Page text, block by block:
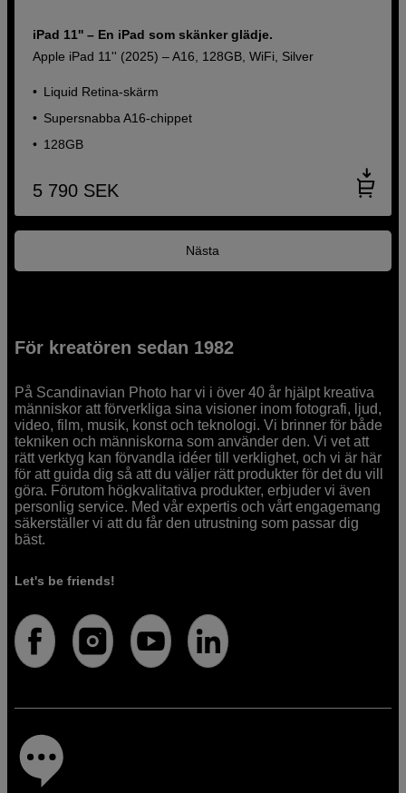
iPad 11'' – En iPad som skänker glädje.
Apple iPad 11'' (2025) – A16, 128GB, WiFi, Silver
Liquid Retina-skärm
Supersnabba A16‑chippet
128GB
5 790 SEK
Nästa
För kreatören sedan 1982
På Scandinavian Photo har vi i över 40 år hjälpt kreativa
människor att förverkliga sina visioner inom fotografi, ljud,
video, film, musik, konst och teknologi. Vi brinner för både
tekniken och människorna som använder den. Vi vet att
rätt verktyg kan förvandla idéer till verklighet, och vi är här
för att guida dig så att du väljer rätt produkter för det du vill
göra. Förutom högkvalitativa produkter, erbjuder vi även
personlig service. Med vår expertis och vårt engagemang
säkerställer vi att du får den utrustning som passar dig
bäst.
Let's be friends!